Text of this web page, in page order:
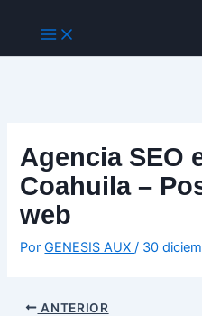
Agencia SEO
Coahuila –
web
PorGENESIS AUX/ 30
ANTERIOR